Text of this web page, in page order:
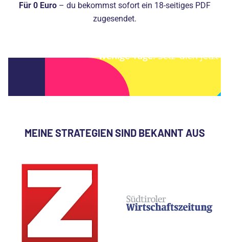
wenige Tage. Setz‘ dich jetzt
Für 0 Euro– du bekommst sofort ein 18-seitiges PDF
zugesendet.
MEINE STRATEGIEN SIND BEKANNT AUS